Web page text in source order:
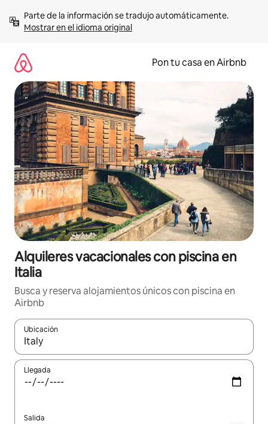
contenidoMostrar en el idioma original
Pon tu casa en Airbnb
Alquileres vacacionales con piscina en
Italia
Busca y reserva alojamientos únicos con piscina en
Airbnb
Ubicación
Cuando los resultados estén disponibles, navega con las
Llegada
Salida